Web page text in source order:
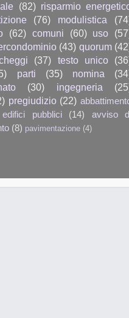
(82) risparmio
(76) modulistica
(62) comuni (60) uso
(43) quorum
(37) testo unico
parti (35) nomina
(30) ingegneria
pregiudizio (22)
edifici pubblici (14)
avviso
(8) pavimentazione (4)